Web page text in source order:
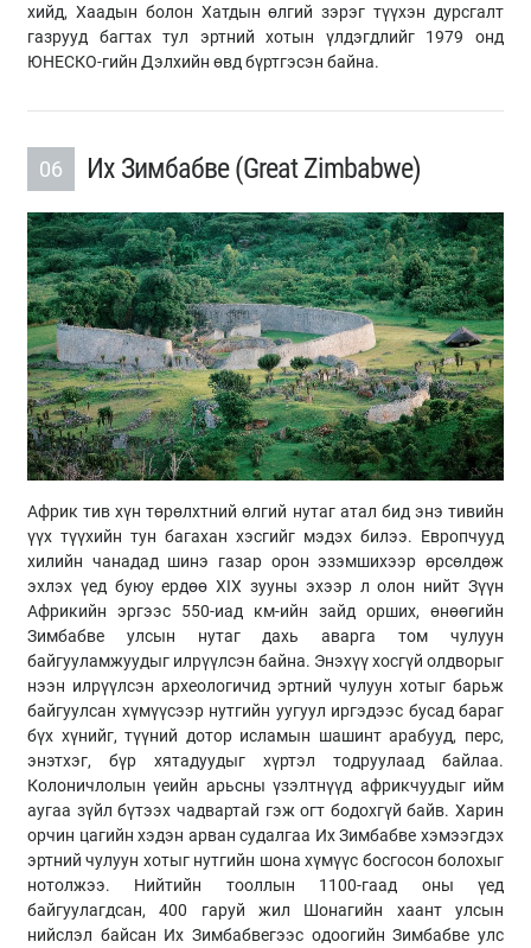
хийд, Хаадын болон Хатдын өлгий зэрэг түүхэн дурсгалт
газрууд багтах тул эртний хотын үлдэгдлийг 1979 онд
ЮНЕСКО-гийн Дэлхийн өвд бүртгэсэн байна.
06 Их Зимбабве (Great Zimbabwe)
Африк тив хүн төрөлхтний өлгий нутаг атал бид энэ тивийн
үүх түүхийн тун багахан хэсгийг мэдэх билээ. Европчууд
хилийн чанадад шинэ газар орон эзэмшихээр өрсөлдөж
эхлэх үед буюу ердөө XIX зууны эхээр л олон нийт Зүүн
Африкийн эргээс 550-иад км-ийн зайд орших, өнөөгийн
Зимбабве улсын нутаг дахь аварга том чулуун
байгууламжуудыг илрүүлсэн байна. Энэхүү хосгүй олдворыг
нээн илрүүлсэн археологичид эртний чулуун хотыг барьж
байгуулсан хүмүүсээр нутгийн уугуул иргэдээс бусад бараг
бүх хүнийг, түүний дотор исламын шашинт арабууд, перс,
энэтхэг, бүр хятадуудыг хүртэл тодруулаад байлаа.
Колоничлолын үеийн арьсны үзэлтнүүд африкчуудыг ийм
аугаа зүйл бүтээх чадвартай гэж огт бодохгүй байв. Харин
орчин цагийн хэдэн арван судалгаа Их Зимбабве хэмээгдэх
эртний чулуун хотыг нутгийн шона хүмүүс босгосон болохыг
нотолжээ. Нийтийн тооллын 1100-гаад оны үед
байгуулагдсан, 400 гаруй жил Шонагийн хаант улсын
нийслэл байсан Их Зимбабвегээс одоогийн Зимбабве улс